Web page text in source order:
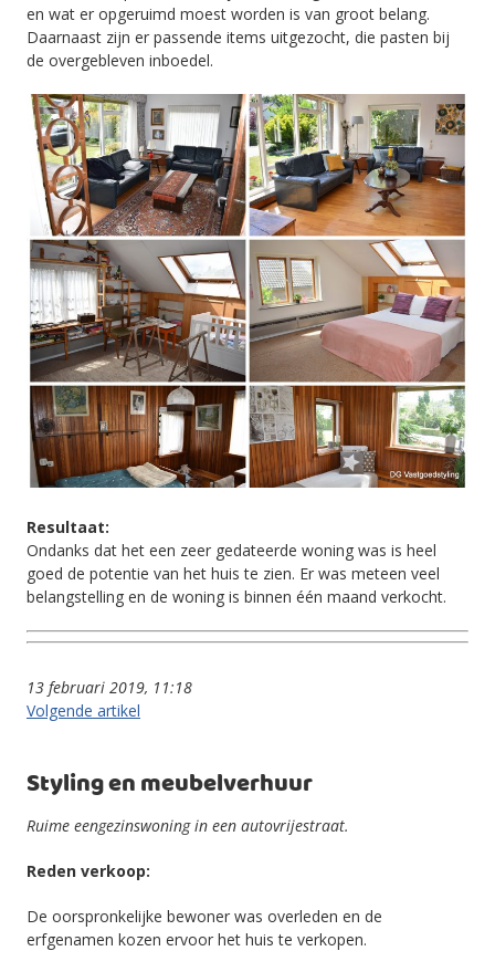
en wat er opgeruimd moest worden is van groot belang.
Daarnaast zijn er passende items uitgezocht, die pasten bij
de overgebleven inboedel.
Resultaat:
Ondanks dat het een zeer gedateerde woning was is heel
goed de potentie van het huis te zien. Er was meteen veel
belangstelling en de woning is binnen één maand verkocht.
13 februari 2019, 11:18
Volgende artikel
Styling en meubelverhuur
Ruime eengezinswoning in een autovrijestraat.
Reden verkoop:
De oorspronkelijke bewoner was overleden en de
erfgenamen kozen ervoor het huis te verkopen.